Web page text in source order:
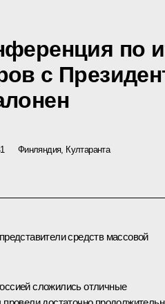
по
с
Финляндия, Култаранта
средств массовой
сложились отличные